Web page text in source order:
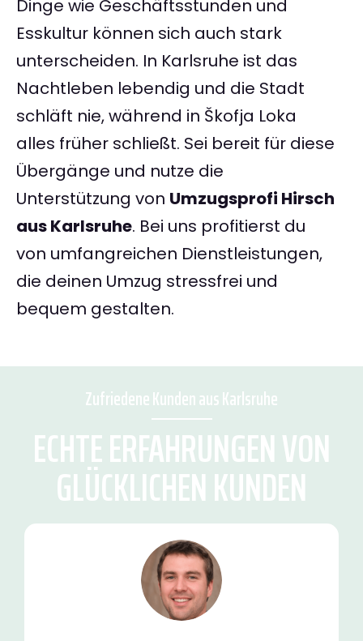
Dinge wie Geschäftsstunden und
Esskultur können sich auch stark
unterscheiden. In Karlsruhe ist das
Nachtleben lebendig und die Stadt
schläft nie, während in Škofja Loka
alles früher schließt. Sei bereit für diese
Übergänge und nutze die
Unterstützung von Umzugsprofi Hirsch
aus Karlsruhe. Bei uns profitierst du
von umfangreichen Dienstleistungen,
die deinen Umzug stressfrei und
bequem gestalten.
Zufriedene Kunden aus Karlsruhe
ECHTE ERFAHRUNGEN VON
GLÜCKLICHEN KUNDEN